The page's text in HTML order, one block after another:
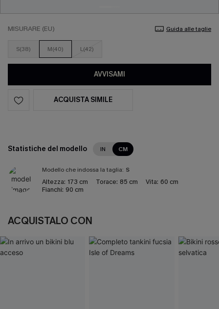
MISURARE (EU) Guida alle taglie
S(38) M(40) L(42)
AVVISAMI
ACQUISTA SIMILE
Statistiche del modello IN CM
Modello che indossa la taglia: S
Altezza: 173 cm Torace: 85 cm Vita: 60 cm
Fianchi: 90 cm
ACQUISTALO CON